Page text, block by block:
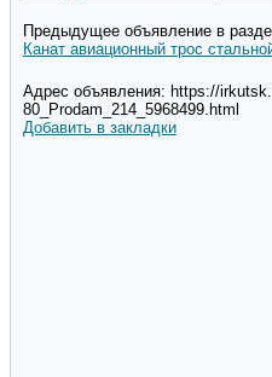
Предыдущее объявление в
Канат авиационный трос
Адрес объявления: https://
80_Prodam_214_5968499.html
Добавить в закладки